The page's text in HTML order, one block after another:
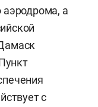
аэродрома, а
с